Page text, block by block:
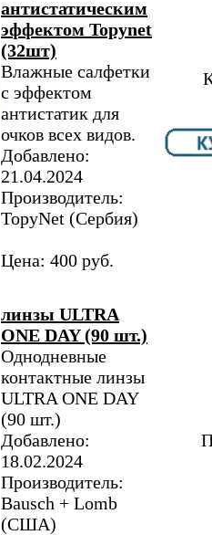
антистатическим
эффектом Topynet
(32шт)
Влажные салфетки
с эффектом
антистатик для
очков всех видов.
Добавлено:
21.04.2024
Производитель:
TopyNet​ (Сербия)
Цена: 400 руб.
линзы ULTRA
ONE DAY (90 шт.)
Однодневные
контактные линзы
ULTRA ONE DAY
(90 шт.)
Добавлено:
18.02.2024
Производитель:
Bausch + Lomb
(США)